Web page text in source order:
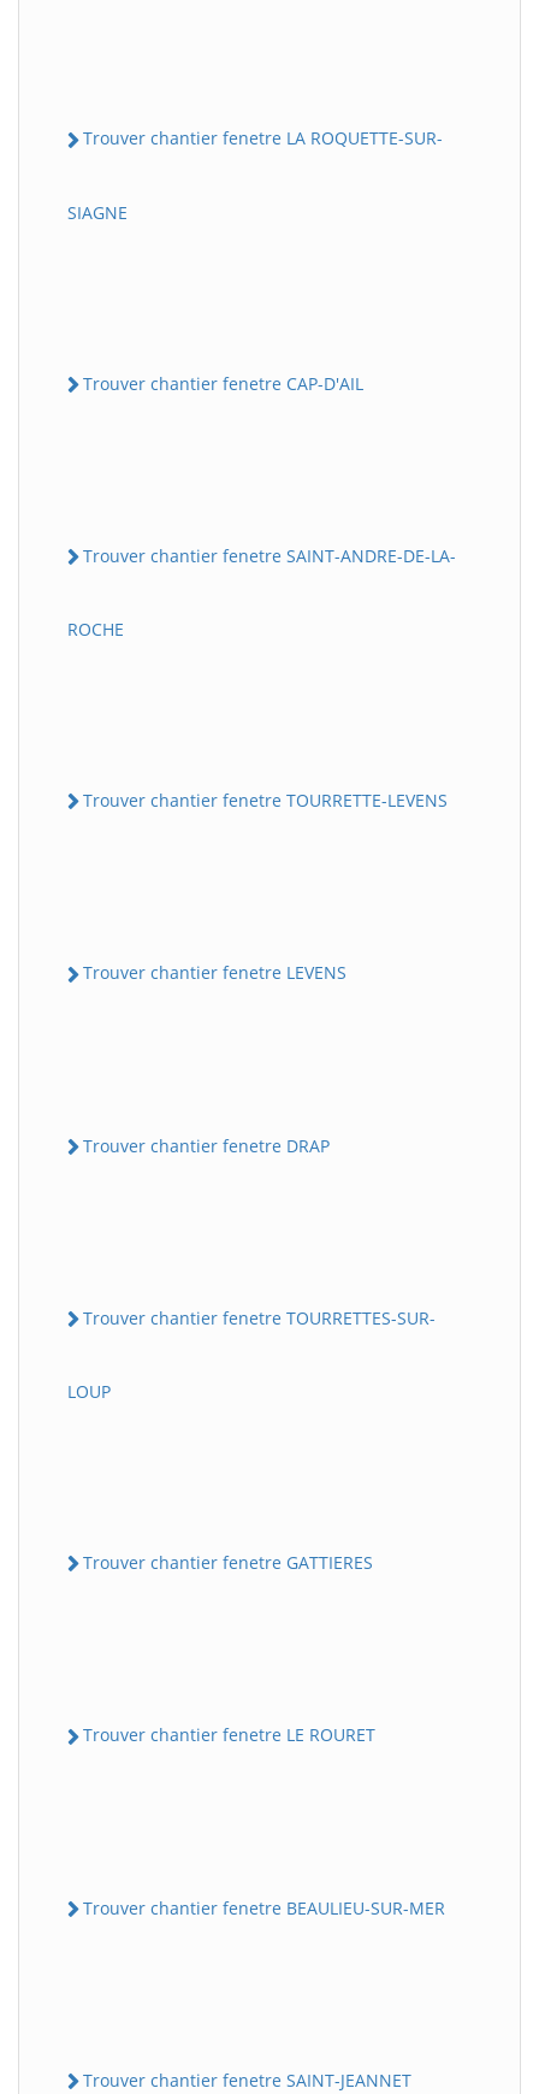
Trouver chantier fenetre LA ROQUETTE-SUR-
SIAGNE
Trouver chantier fenetre CAP-D'AIL
Trouver chantier fenetre SAINT-ANDRE-DE-LA-
ROCHE
Trouver chantier fenetre TOURRETTE-LEVENS
Trouver chantier fenetre LEVENS
Trouver chantier fenetre DRAP
Trouver chantier fenetre TOURRETTES-SUR-
LOUP
Trouver chantier fenetre GATTIERES
Trouver chantier fenetre LE ROURET
Trouver chantier fenetre BEAULIEU-SUR-MER
Trouver chantier fenetre SAINT-JEANNET